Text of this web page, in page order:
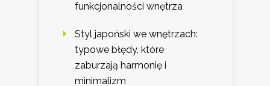
funkcjonalności wnętrza
Styl japoński we wnętrzach:
typowe błędy, które
zaburzają harmonię i
minimalizm